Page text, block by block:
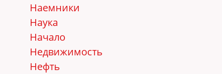
Наемники
Наука
Начало
Недвижимость
Нефть